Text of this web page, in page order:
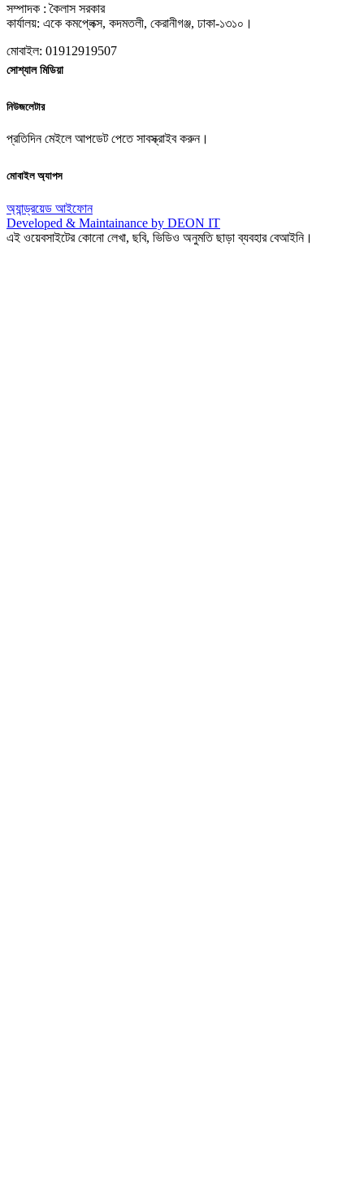
সম্পাদক : কৈলাস সরকার
কার্যালয়: একে কমপ্লেক্স, কদমতলী, কেরানীগঞ্জ, ঢাকা-১৩১০।
মোবাইল: 01912919507
সোশ্যাল মিডিয়া
নিউজলেটার
প্রতিদিন মেইলে আপডেট পেতে সাবস্ক্রাইব করুন।
মোবাইল অ্যাপস
অ্যান্ড্রয়েড আইফোন
Developed & Maintainance by DEON IT
এই ওয়েবসাইটের কোনো লেখা, ছবি, ভিডিও অনুমতি ছাড়া ব্যবহার বেআইনি।